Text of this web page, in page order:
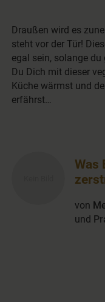
Draußen wird es
steht vor der Tür!
egal sein, solange
Du Dich mit dieser
Küche wärmst und
erfährst…
Was
von
und